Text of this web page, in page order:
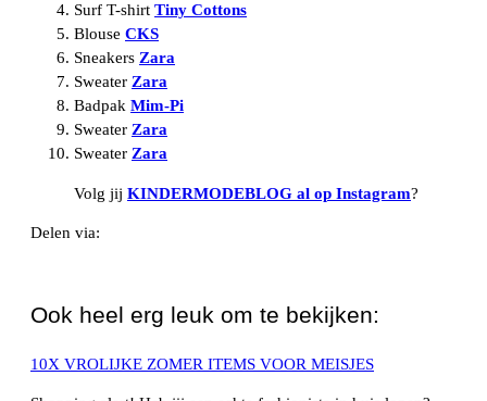
Surf T-shirt Tiny Cottons
Blouse CKS
Sneakers Zara
Sweater Zara
Badpak Mim-Pi
Sweater Zara
Sweater Zara
Volg jij KINDERMODEBLOG al op Instagram?
Delen via:
Ook heel erg leuk om te bekijken:
10X VROLIJKE ZOMER ITEMS VOOR MEISJES